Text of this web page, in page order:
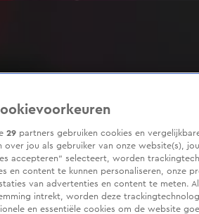
29 partners gebruiken cookies en
over jou als gebruiker van onze website(s),
accepteren” selecteert, worden
en content te kunnen personaliseren, onze
van advertenties en content te meten.
intrekt, worden deze
en essentiële cookies om de website